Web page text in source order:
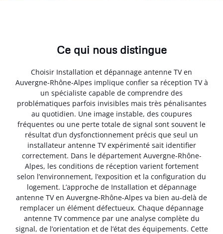
Ce qui nous distingue
Choisir Installation et dépannage antenne TV en
Auvergne-Rhône-Alpes implique confier sa réception TV à
un spécialiste capable de comprendre des
problématiques parfois invisibles mais très pénalisantes
au quotidien. Une image instable, des coupures
fréquentes ou une perte totale de signal sont souvent le
résultat d’un dysfonctionnement précis que seul un
installateur antenne TV expérimenté sait identifier
correctement. Dans le département Auvergne-Rhône-
Alpes, les conditions de réception varient fortement
selon l’environnement, l’exposition et la configuration du
logement. L’approche de Installation et dépannage
antenne TV en Auvergne-Rhône-Alpes va bien au-delà de
remplacer un élément défectueux. Chaque dépannage
antenne TV commence par une analyse complète du
signal, de l’orientation et de l’état des équipements. Cette